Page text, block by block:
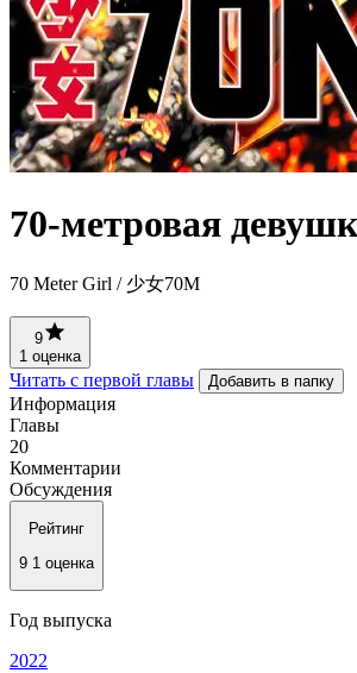
70-метровая
70 Meter Girl / 少女70M
9
1 оценка
Читать с первой главы Добавить в папку
Информация
Главы
20
Комментарии
Обсуждения
Рейтинг
9 1 оценка
Год выпуска
2022